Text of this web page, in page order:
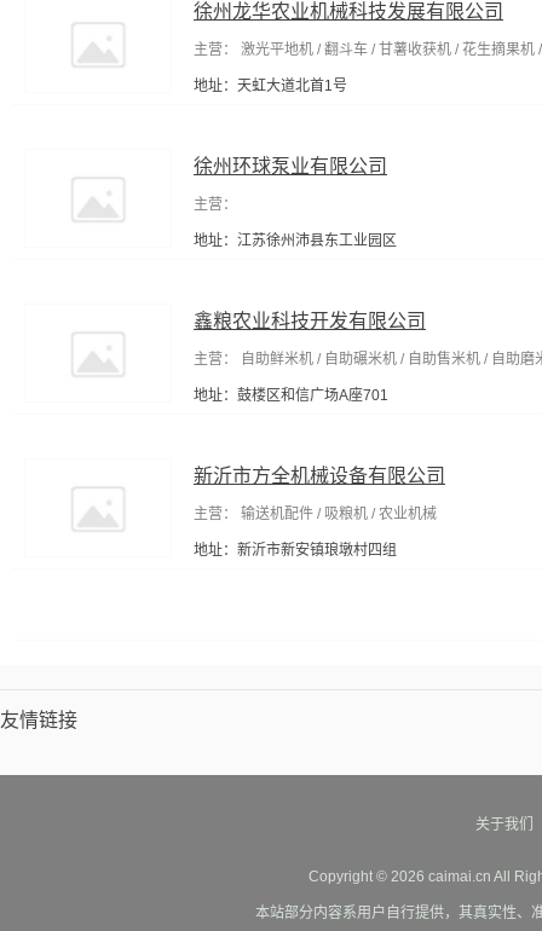
肉牛养殖 其他未分类
徐州龙华农业机械科技发展有限公司
主营： 激光平地机 / 翻斗车 / 甘薯收获机 / 花生摘果机
地址：天虹大道北首1号
徐州环球泵业有限公司
主营：
地址：江苏徐州沛县东工业园区
鑫粮农业科技开发有限公司
主营： 自助鲜米机 / 自助碾米机 / 自助售米机 / 自助磨
地址：鼓楼区和信广场A座701
新沂市方全机械设备有限公司
主营： 输送机配件 / 吸粮机 / 农业机械
地址：新沂市新安镇琅墩村四组
友情链接
关于我们
Copyright © 2026 caimai.cn All
本站部分内容系用户自行提供，其真实性、